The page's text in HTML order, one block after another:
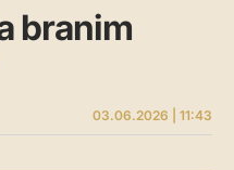
branim
03.06.2026 | 11:43